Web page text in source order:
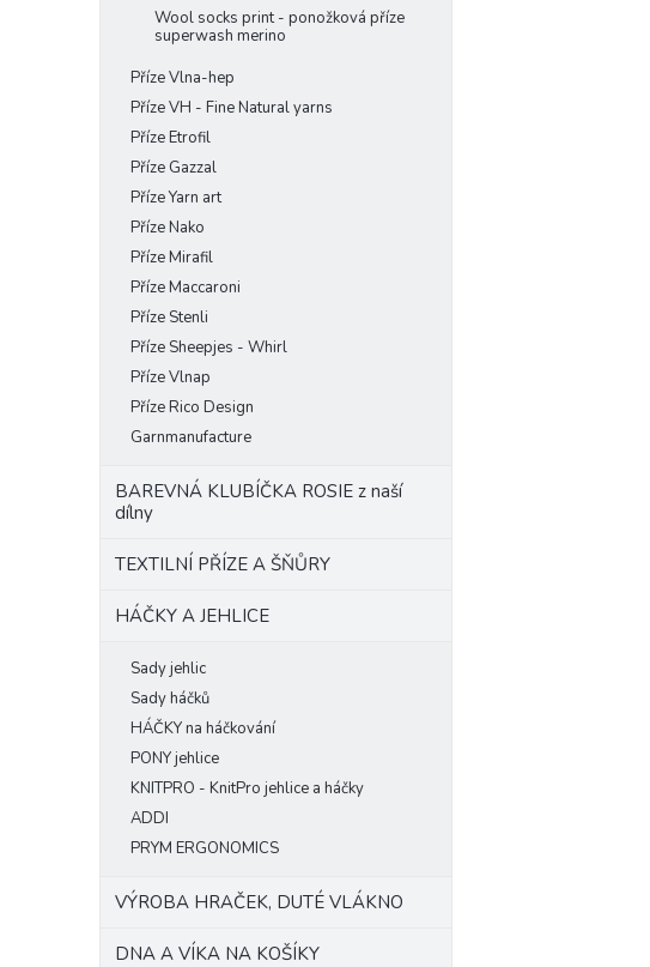
Wool socks print - ponožková příze
superwash merino
Příze Vlna-hep
Příze VH - Fine Natural yarns
Příze Etrofil
Příze Gazzal
Příze Yarn art
Příze Nako
Příze Mirafil
Příze Maccaroni
Příze Stenli
Příze Sheepjes - Whirl
Příze Vlnap
Příze Rico Design
Garnmanufacture
BAREVNÁ KLUBÍČKA ROSIE z naší
dílny
TEXTILNÍ PŘÍZE A ŠŇŮRY
HÁČKY A JEHLICE
Sady jehlic
Sady háčků
HÁČKY na háčkování
PONY jehlice
KNITPRO - KnitPro jehlice a háčky
ADDI
PRYM ERGONOMICS
VÝROBA HRAČEK, DUTÉ VLÁKNO
DNA A VÍKA NA KOŠÍKY